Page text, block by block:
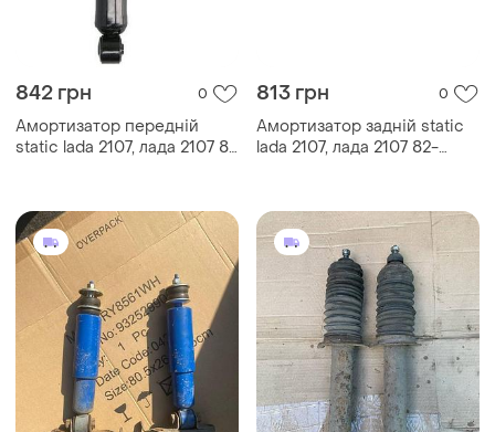
842 грн 0
Амортизатор передній
static lada 2107, лада 2107 82
813 грн 0
Амортизатор задній static
lada 2107, лада 2107 82-